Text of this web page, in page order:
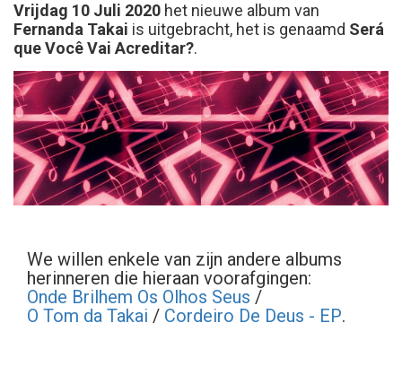
Vrijdag 10 Juli 2020 het nieuwe album van
Fernanda Takai is uitgebracht, het is genaamd Será
que Você Vai Acreditar?.
We willen enkele van zijn andere albums
herinneren die hieraan voorafgingen:
Onde Brilhem Os Olhos Seus /
O Tom da Takai / Cordeiro De Deus - EP.